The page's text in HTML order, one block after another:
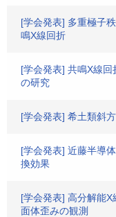
[学会発表] 多重極子
鳴X線回折
[学会発表] 共鳴X線
の研究
[学会発表] 希土類斜
[学会発表] 近藤半導
換効果
[学会発表] 高分解能
面体歪みの観測